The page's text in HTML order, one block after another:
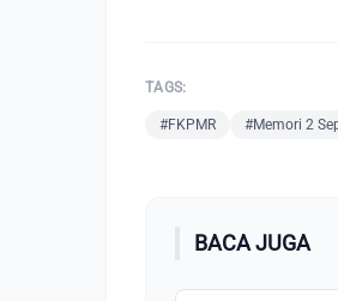
TAGS:
#FKPMR #Memori 2
BACA JUGA